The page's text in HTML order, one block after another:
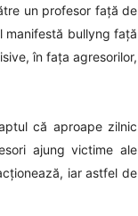
un profesor față de
manifestă bullyng față
în fața agresorilor,
că aproape zilnic
ajung victime ale
iar astfel de